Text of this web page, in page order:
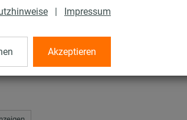
| Impressum
Akzeptieren